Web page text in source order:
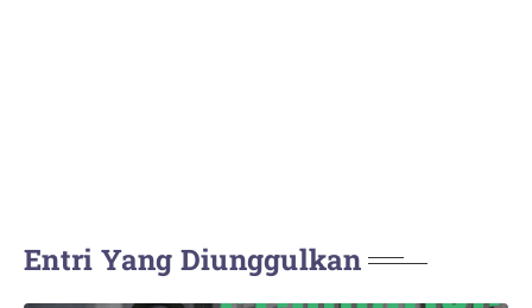
Entri Yang Diunggulkan